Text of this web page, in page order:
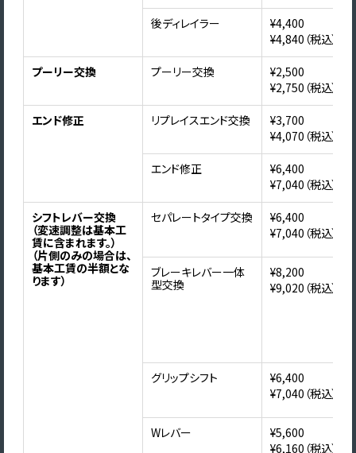
後ディレイラー
¥4,400
¥4,840（税込）
プーリー交換 プーリー交換
¥2,500
¥2,750（税込）
エンド修正 リプレイスエンド交換
¥3,700
¥4,070（税込）
エンド修正
¥6,400
¥7,040（税込）
シフトレバー交換
（変速調整は基本工
賃に含まれます。）
（片側のみの場合は、
基本工賃の半額とな
ります）
セパレートタイプ交換
¥6,400
¥7,040（税込）
ブレーキレバー一体
型交換
¥8,200
¥9,020（税込）
グリップシフト
¥6,400
¥7,040（税込）
Wレバー
¥5,600
¥6,160（税込）